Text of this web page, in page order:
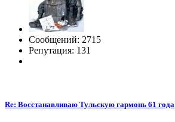
Сообщений: 2715
Репутация: 131
Re: Восстанавливаю Тульскую гармонь 61 года